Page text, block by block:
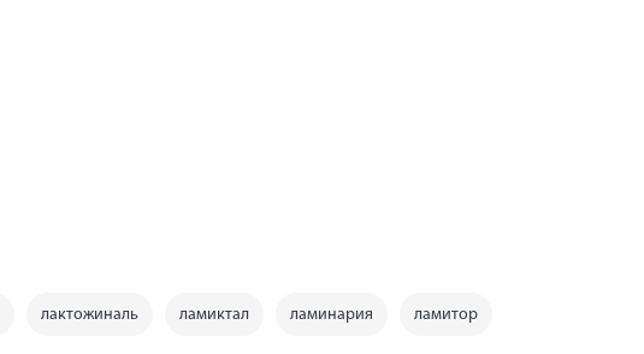
лактожиналь ламиктал ламинария ламитор